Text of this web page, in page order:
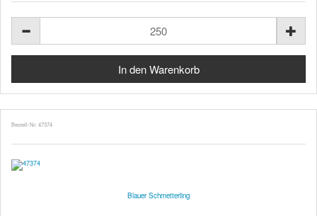
Bestell-Nr. 47374
Blauer Schmetterling